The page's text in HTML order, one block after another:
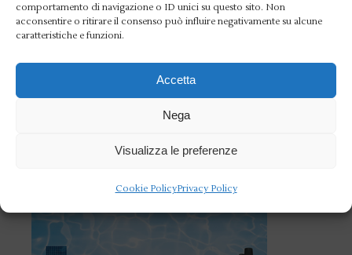
comportamento di navigazione o ID unici su questo sito. Non
acconsentire o ritirare il consenso può influire negativamente su alcune
caratteristiche e funzioni.
Accetta
Nega
Visualizza le preferenze
Cookie PolicyPrivacy Policy
Categorie
Cerca